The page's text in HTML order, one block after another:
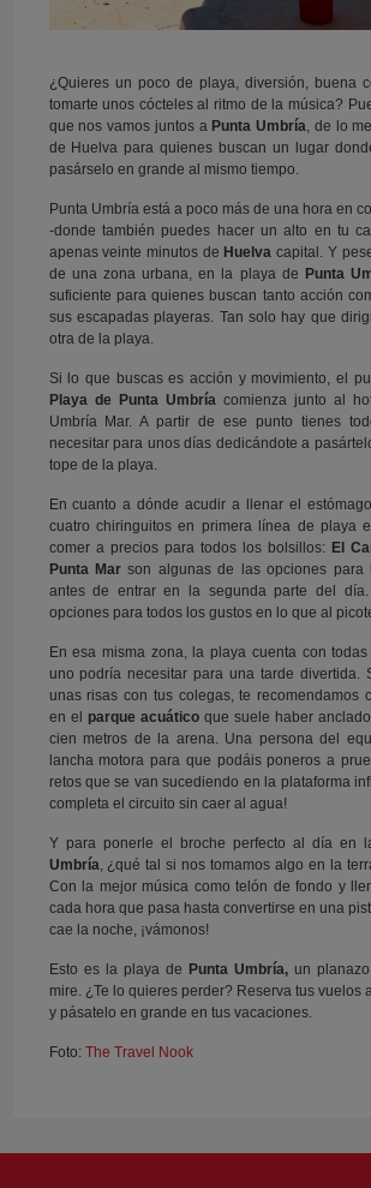
¿Quieres un poco de playa, diversión, buena
tomarte unos cócteles al ritmo de la música?
que nos vamos juntos a Punta Umbría, de lo
de Huelva para quienes buscan un lugar
pasárselo en grande al mismo tiempo.
Punta Umbría está a poco más de una hora en
-donde también puedes hacer un alto en tu
apenas veinte minutos de Huelva capital. Y
de una zona urbana, en la playa de Punta
suficiente para quienes buscan tanto acción
sus escapadas playeras. Tan solo hay que
otra de la playa.
Si lo que buscas es acción y movimiento, el
Playa de Punta Umbríacomienza junto al
Umbría Mar. A partir de ese punto tienes
necesitar para unos días dedicándote a
tope de la playa.
En cuanto a dónde acudir a llenar el
cuatro chiringuitos en primera línea de playa
comer a precios para todos los bolsillos: El
Punta Marson algunas de las opciones para
antes de entrar en la segunda parte del
opciones para todos los gustos en lo que al
En esa misma zona, la playa cuenta con
uno podría necesitar para una tarde divertida.
unas risas con tus colegas, te recomendamos
en el
parque acuáticoque suele haber
cien metros de la arena. Una persona del
lancha motora para que podáis poneros a
retos que se van sucediendo en la plataforma
completa el circuito sin caer al agua!
Y para ponerle el broche perfecto al día en
Umbría, ¿qué tal si nos tomamos algo en la
Con la mejor música como telón de fondo y
cada hora que pasa hasta convertirse en una
cae la noche, ¡vámonos!
Esto es la playa de Punta Umbría,un planazo
mire. ¿Te lo quieres perder? Reserva tus vuelos
y pásatelo en grande en tus vacaciones.
Foto: The Travel Nook